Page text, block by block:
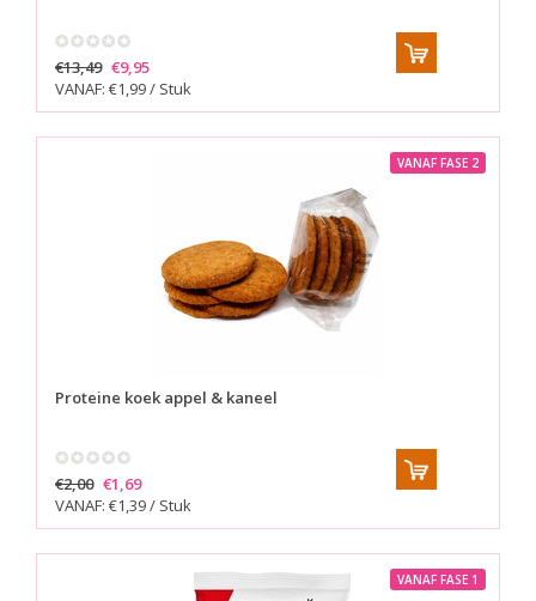
€13,49 €9,95
VANAF: €1,99 / Stuk
VANAF FASE 2
Proteine koek appel & kaneel
€2,00 €1,69
VANAF: €1,39 / Stuk
VANAF FASE 1